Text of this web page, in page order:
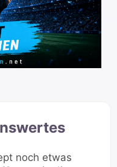
noch etwas